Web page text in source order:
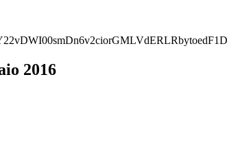
2016